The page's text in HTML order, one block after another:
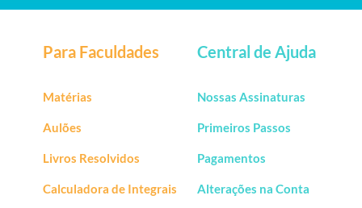
Para Faculdades
Matérias
Aulões
Livros Resolvidos
Calculadora de Integrais
Central de Ajuda
Nossas Assinaturas
Primeiros Passos
Pagamentos
Alterações na Conta